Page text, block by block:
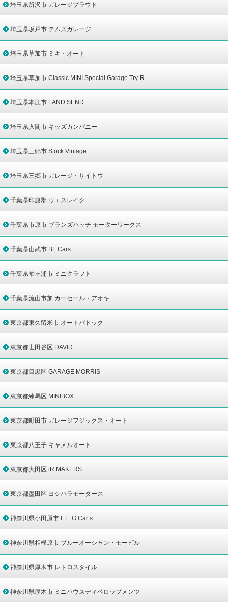
埼玉県所沢市 ガレージプラウド
埼玉県坂戸市 テムズガレージ
埼玉県草加市 ミキ・オート
埼玉県草加市 Classic MINI Special Garage Try-R
埼玉県本庄市 LAND’SEND
埼玉県入間市 キッズカンパニー
埼玉県三郷市 Stock Vintage
埼玉県三郷市 ガレージ・サイトウ
千葉県印旛郡 ウエスレイク
千葉県市原市 ブランズハッチ モーターワークス
千葉県山武市 BL Cars
千葉県袖ヶ浦市 ミニクラフト
千葉県流山市加 カーセール・アオキ
東京都東久留米市 オートパドック
東京都世田谷区 DAVID
東京都目黒区 GARAGE MORRIS
東京都練馬区 MINIBOX
東京都町田市 ガレージフジックス・オート
東京都八王子 キャメルオート
東京都大田区 iR MAKERS
東京都墨田区 ヨシハラモータース
神奈川県小田原市 I･F･G Car’s
神奈川県相模原市 ブルーオーシャン・モービル
神奈川県厚木市 レトロスタイル
神奈川県厚木市 ミニハウスディベロップメンツ